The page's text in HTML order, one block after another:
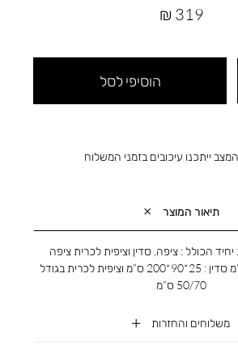
מחיר
319 ₪
הוסיפי לסל
ייתכנו עיכובים בזמני המשלוח
תיאור המוצר
משלוחים והחזרות
הכולל : ציפה, סדין וציפית לכרית ציפה
בגודל :200/150 ס”מ סדין : 25*90*200 ס”מ וציפית לכרית בגודל
50/70 ס”מ